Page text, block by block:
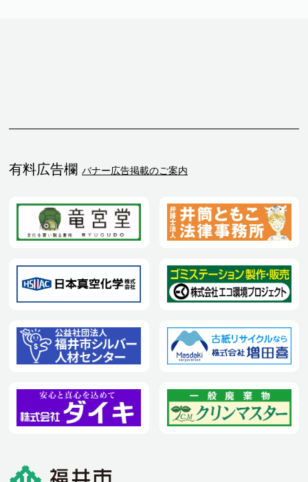
有料広告欄 バナー広告掲載のご案内